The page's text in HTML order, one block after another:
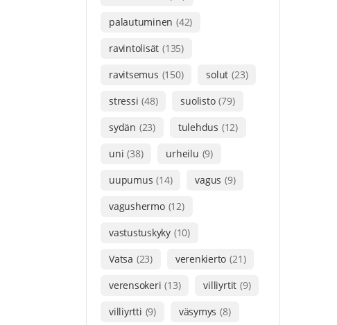
palautuminen (42)
ravintolisät (135)
ravitsemus (150) solut (23)
stressi (48) suolisto (79)
sydän (23) tulehdus (12)
uni (38) urheilu (9)
uupumus (14) vagus (9)
vagushermo (12)
vastustuskyky (10)
Vatsa (23) verenkierto (21)
verensokeri (13) villiyrtit (9)
villiyrtti (9) väsymys (8)